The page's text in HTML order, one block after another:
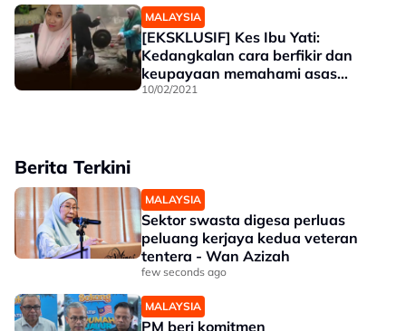
MALAYSIA
[EKSKLUSIF] Kes Ibu Yati:
Kedangkalan cara berfikir dan
keupayaan memahami asas
pengetahuan - Dr Maza
10/02/2021
Berita Terkini
MALAYSIA
Sektor swasta digesa perluas
peluang kerjaya kedua veteran
tentera - Wan Azizah
few seconds ago
MALAYSIA
PM beri komitmen